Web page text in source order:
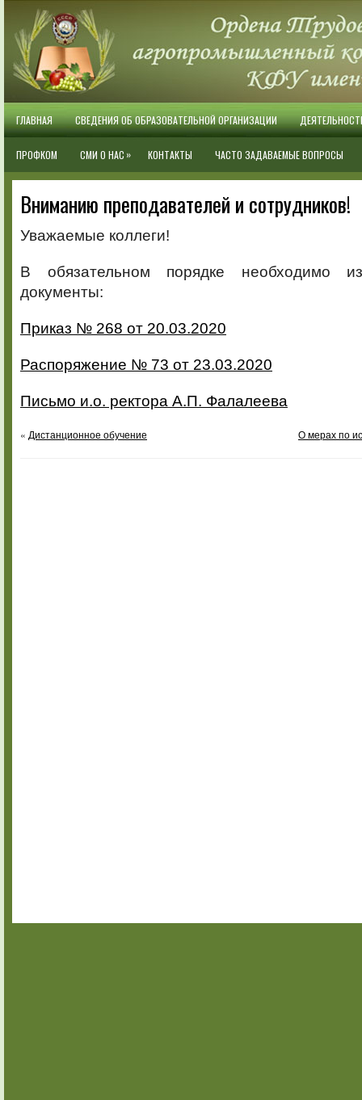
ГЛАВНАЯ СВЕДЕНИЯ ОБ ОБРАЗОВАТЕЛЬНОЙ ОРГАНИЗАЦИИ
ПРОФКОМ СМИ О НАС » КОНТАКТЫ ЧАСТО ЗАДАВАЕМЫЕ ВОПРОСЫ
Вниманию преподавателей и сотрудников!
Уважаемые коллеги!
В обязательном порядке необходимо
документы:
Приказ № 268 от 20.03.2020
Распоряжение № 73 от 23.03.2020
Письмо и.о. ректора А.П. Фалалеева
« Дистанционное обучение О мерах по